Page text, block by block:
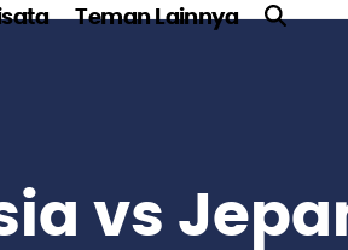
Teman Lainnya
vs